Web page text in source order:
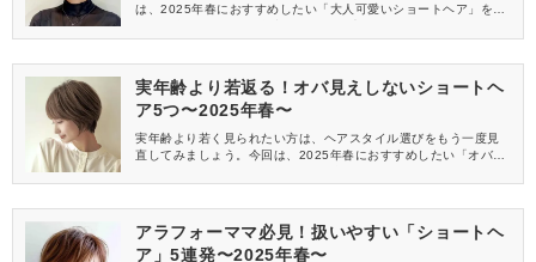
は、2025年春におすすめしたい「大人可愛いショートヘア」を5
う方は必見です！
実年齢より若返る！オバ見えしないショートヘ
ア5つ〜2025年春〜
実年齢より若く見られたい方は、ヘアスタイル選びをもう一度見
直してみましょう。今回は、2025年春におすすめしたい「オバ見
アラフォーママ必見！扱いやすい「ショートヘ
ア」5連発〜2025年春〜